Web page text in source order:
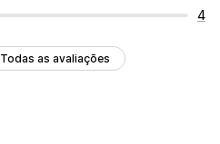
4
Todas as avaliações